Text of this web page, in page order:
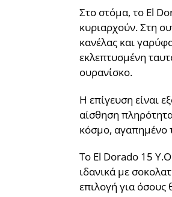
Στο στόμα, το El
κυριαρχούν. Στη
κανέλας και
εκλεπτυσμένη
ουρανίσκο.
Η επίγευση είναι
αίσθηση
κόσμο, αγαπημένο
Το El Dorado 15
ιδανικά με
επιλογή για όσους